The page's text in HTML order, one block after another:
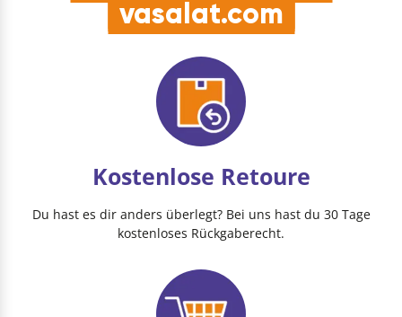
vasalat.com
Kostenlose Retoure
Du hast es dir anders überlegt? Bei uns hast du 30 Tage
kostenloses Rückgaberecht.